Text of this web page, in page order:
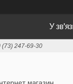
У
(73) 247-69-30